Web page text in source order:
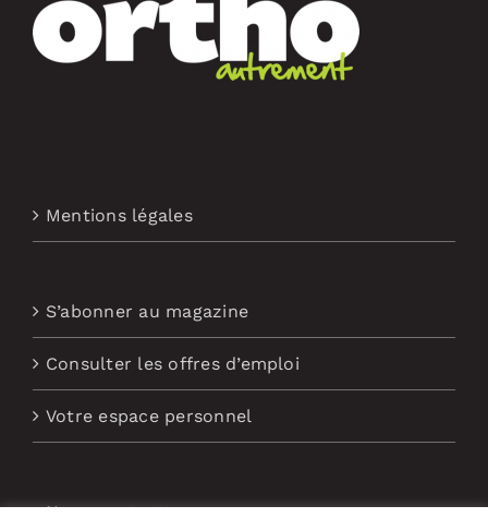
Mentions légales
S’abonner au magazine
Consulter les offres d’emploi
Votre espace personnel
Nous contacter